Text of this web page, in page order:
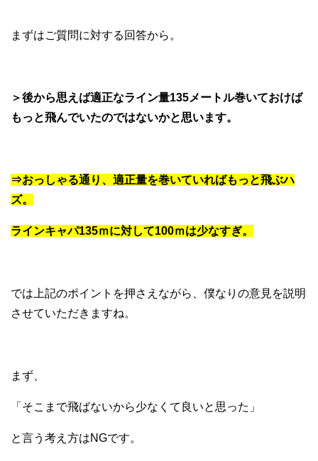
まずはご質問に対する回答から。
＞後から思えば適正なライン量135メートル巻いておけば
もっと飛んでいたのではないかと思います。
⇒おっしゃる通り、適正量を巻いていればもっと飛ぶハ
ズ。
ラインキャパ135ｍに対して100ｍは少なすぎ。
では上記のポイントを押さえながら、僕なりの意見を説明
させていただきますね。
まず、
「そこまで飛ばないから少なくて良いと思った」
と言う考え方はNGです。